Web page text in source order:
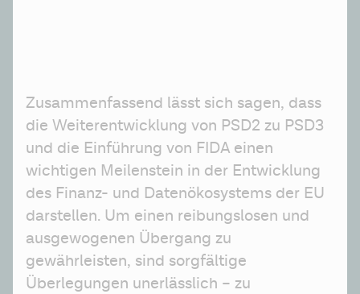
Zusammenfassend lässt sich sagen, dass
die Weiterentwicklung von PSD2 zu PSD3
und die Einführung von FIDA einen
wichtigen Meilenstein in der Entwicklung
des Finanz- und Datenökosystems der EU
darstellen. Um einen reibungslosen und
ausgewogenen Übergang zu
gewährleisten, sind sorgfältige
Überlegungen unerlässlich – zu